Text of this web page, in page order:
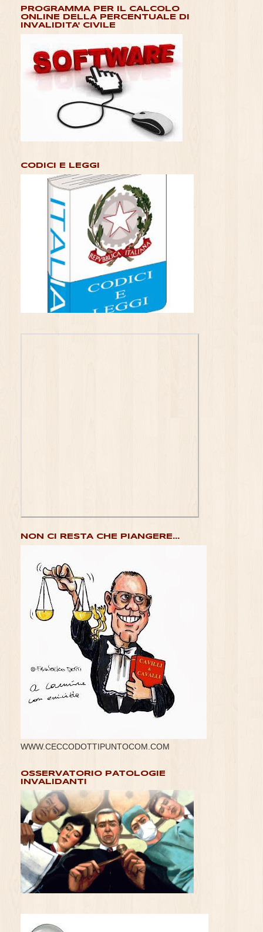
PROGRAMMA PER IL CALCOLO
ONLINE DELLA PERCENTUALE DI
INVALIDITA' CIVILE
CODICI E LEGGI
NON CI RESTA CHE PIANGERE...
WWW.CECCODOTTIPUNTOCOM.COM
OSSERVATORIO PATOLOGIE
INVALIDANTI